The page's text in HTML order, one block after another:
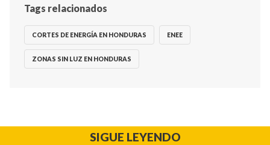
Tags relacionados
CORTES DE ENERGÍA EN HONDURAS ENEE
ZONAS SIN LUZ EN HONDURAS
SIGUE LEYENDO